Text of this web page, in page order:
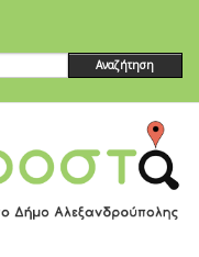
Αναζήτηση